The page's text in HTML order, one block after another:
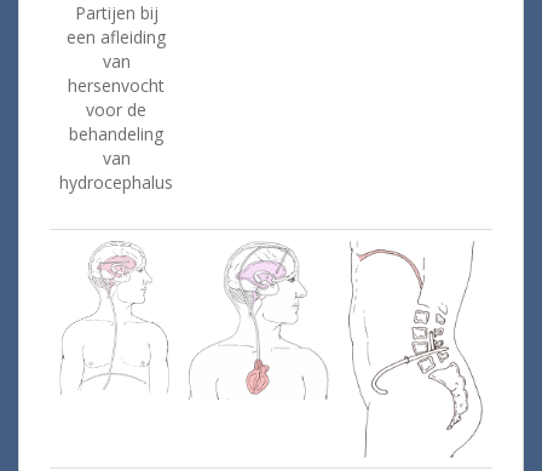
Partijen bij
een afleiding
van
hersenvocht
voor de
behandeling
van
hydrocephalus